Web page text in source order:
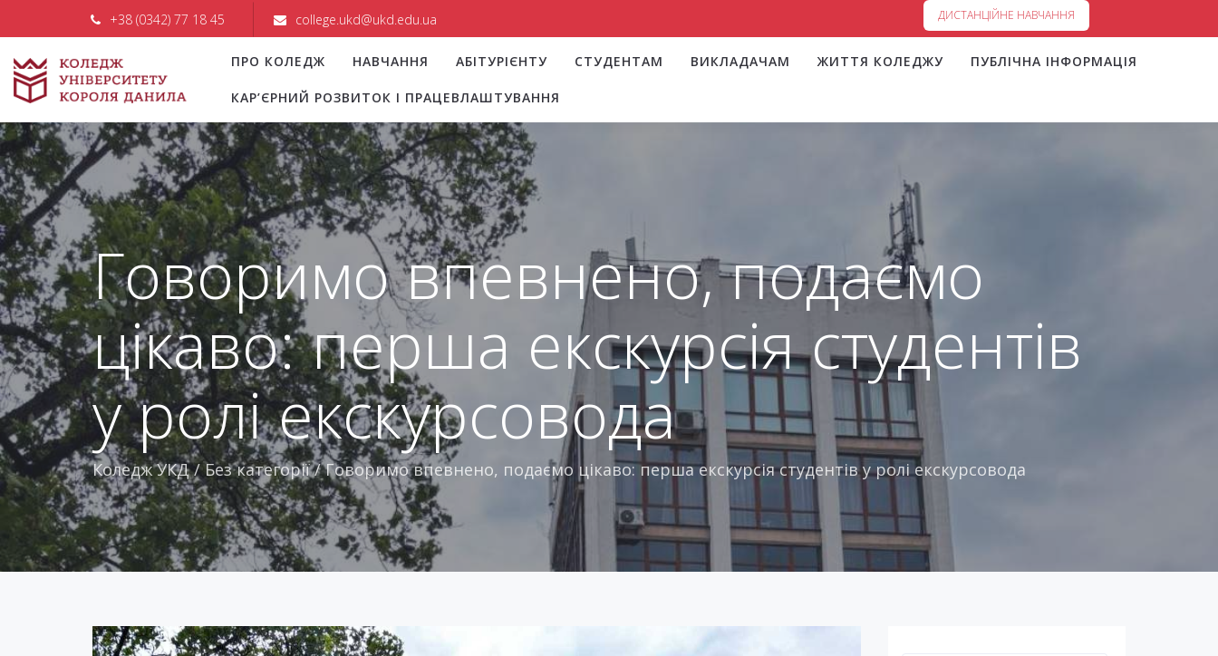
+38 (0342) 77 18 45 college.ukd@ukd.edu.ua ДИСТАНЦІЙНЕ НАВЧАННЯ
ПРО КОЛЕДЖ НАВЧАННЯ АБІТУРІЄНТУ СТУДЕНТАМ ВИКЛАДАЧАМ ЖИТТЯ КОЛЕДЖУ ПУБЛІЧНА ІНФОРМАЦІЯ
КАР’ЄРНИЙ РОЗВИТОК І ПРАЦЕВЛАШТУВАННЯ
Говоримо впевнено, подаємо
цікаво: перша екскурсія студентів
у ролі екскурсовода
Коледж УКД/Без категорії/Говоримо впевнено, подаємо цікаво: перша екскурсія студентів у ролі екскурсовода